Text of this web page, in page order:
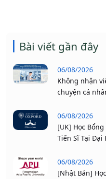
Bài viết gần đây
06/08/2026
Không nhận
chuyện cá
06/08/2026
[UK] Học Bổng
Tiến Sĩ Tại Đại
06/08/2026
[Nhật Bản]